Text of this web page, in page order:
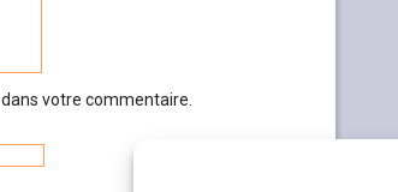
dans votre commentaire.